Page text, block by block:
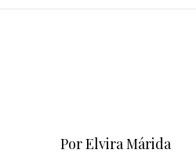
Por Elvira Márida